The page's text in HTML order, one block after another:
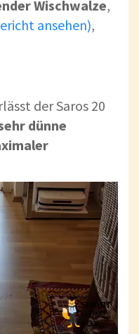
Wischwalze,
ansehen),
der Saros 20
dünne